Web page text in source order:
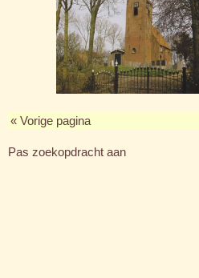
« Vorige pagina
Pas zoekopdracht aan